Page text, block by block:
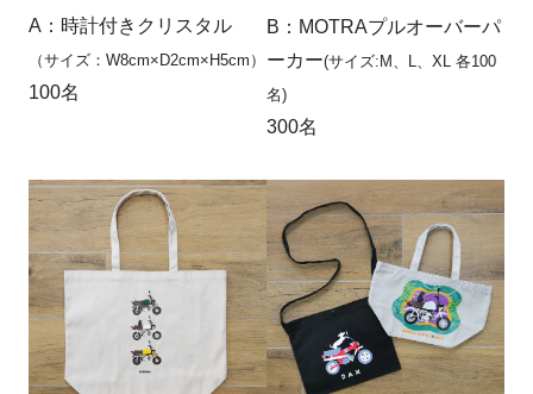
A：時計付きクリスタル
（サイズ：W8cm×D2cm×H5cm）
100名
B：MOTRAプルオーバーパ
ーカー(サイズ:M、L、XL 各100
名)
300名